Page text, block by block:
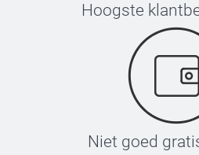
Hoogste
Niet goed